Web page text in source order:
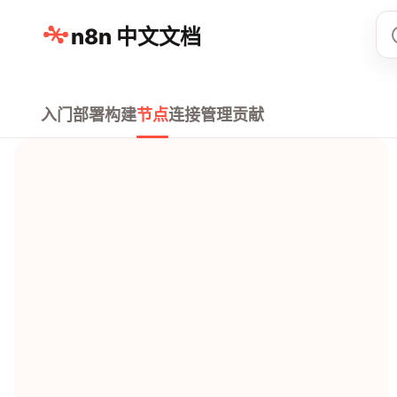
n8n 中文文档
入门部署构建节点连接管理贡献